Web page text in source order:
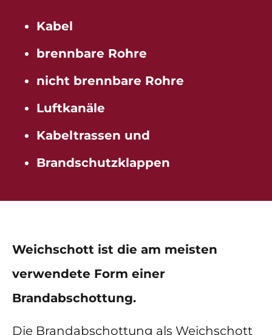
Kabel
brennbare Rohre
nicht brennbare Rohre
Luftkanäle
Kabeltrassen und
Brandschutzklappen
Weichschott ist die am meisten
verwendete Form einer
Brandabschottung.
Die Brandabschottung als Weichschott